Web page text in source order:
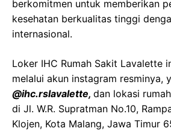
berkomitmen untuk memberikan
kesehatan berkualitas tinggi
internasional.
Loker IHC Rumah Sakit Lavalette
melalui akun instagram resminya,
@ihc.rslavalette, dan lokasi
di Jl. W.R. Supratman No.10,
Klojen, Kota Malang, Jawa Timur